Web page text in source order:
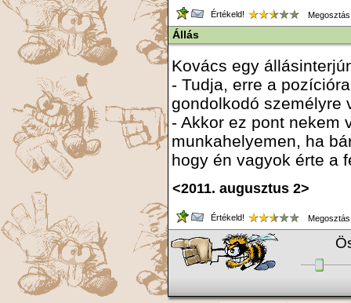
Értékeld!
Állás
Kovács egy
- Tudja, erre a
gondolkodó személyre
- Akkor ez pont nekem
munkahelyemen, ha
hogy én vagyok érte a
<2011. augusztus 2>
Értékeld!